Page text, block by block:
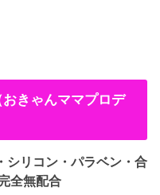
きゃんママプロデ
シリコン・パラベン・合
全無配合